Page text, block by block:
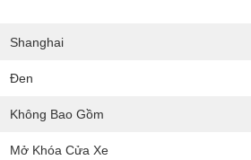
Shanghai
Đen
Không Bao Gồm
Mở Khóa Cửa Xe